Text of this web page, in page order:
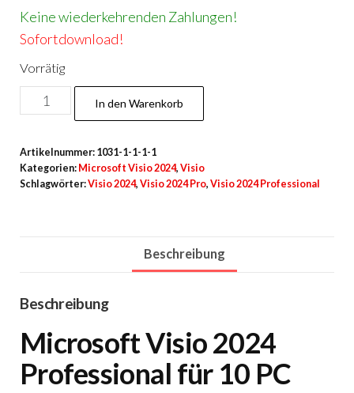
Keine wiederkehrenden Zahlungen!
Sofortdownload!
Vorrätig
Visio
2024
LTSC
für
In den Warenkorb
Artikelnummer: 1031-1-1-1-1
Kategorien: Microsoft Visio 2024, Visio
Schlagwörter:Visio 2024, Visio 2024 Pro, Visio 2024 Professional
Beschreibung
Beschreibung
Microsoft Visio 2024
Professional für 10 PC